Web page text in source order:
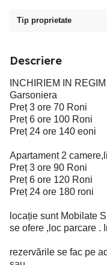
Tip proprietate
Descriere
INCHIRIEM IN
Garsoniera
Preț 3 ore 70 Roni
Preț 6 ore 100 Roni
Preț 24 ore 140 eoni
Apartament 2
Preț 3 ore 90 Roni
Preț 6 ore 120 Roni
Preț 24 ore 180 roni
locație sunt Mobilate
se ofere ,loc parcare .
rezervările se fac pe